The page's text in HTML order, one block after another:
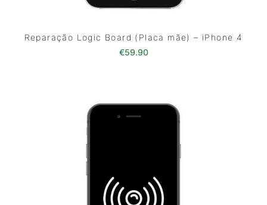
Reparação Logic Board (Placa mãe) – iPhone 4
€59.90